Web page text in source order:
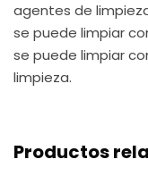
agentes de
se puede limpiar
se puede limpiar
limpieza.
Productos